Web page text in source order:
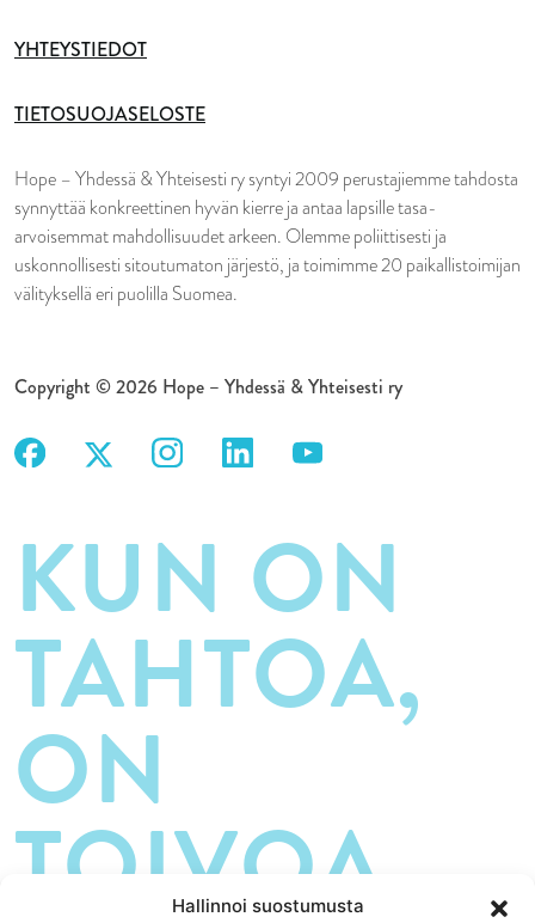
Hallinnoi suostumusta
Hope – Yhdessä & Yhteisesti ry syntyi 2009 perustajiemme tahdosta
synnyttää konkreettinen hyvän kierre ja antaa lapsille tasa-
arvoisemmat mahdollisuudet arkeen. Olemme poliittisesti ja
uskonnollisesti sitoutumaton järjestö, ja toimimme 20 paikallistoimijan
välityksellä eri puolilla Suomea.
Copyright © 2026 Hope – Yhdessä & Yhteisesti ry
YHTEYSTIEDOT
TIETOSUOJASELOSTE
KUN ON
TAHTOA,
ON
TOIVOA.